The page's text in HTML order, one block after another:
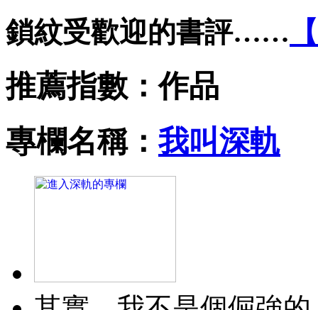
鎖紋受歡迎的書評……
推薦指數：作品
專欄名稱： 我叫深軌